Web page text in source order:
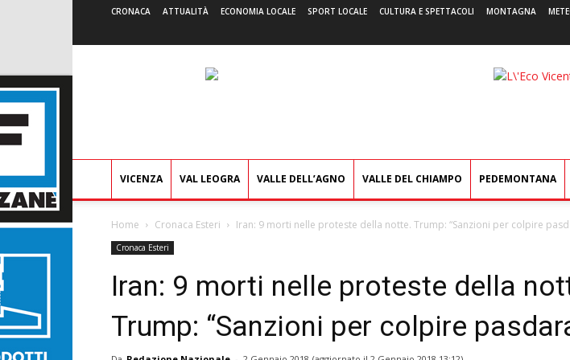
CRONACA ATTUALITÀ ECONOMIA LOCALE SPORT LOCALE CULTURA E SPETTACOLI MONTAGNA
L'Eco
VICENZA VAL LEOGRA VALLE DELL’AGNO VALLE DEL CHIAMPO PEDEMONTANA
Home Cronaca Esteri Iran: 9 morti nelle proteste della notte. Trump: “Sanzioni per colpire
Cronaca Esteri
Iran: 9 morti nelle proteste della
Trump: “Sanzioni per colpire